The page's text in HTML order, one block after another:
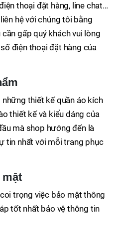
thoại đặt hàng, line chat…
hệ với chúng tôi bằng
gấp quý khách vui lòng
điện thoại đặt hàng của
thiết kế quần áo kích
thiết kế và kiểu dáng của
mà shop hướng đến là
tin nhất với mỗi trang phục
mật
trọng việc bảo mật thông
tốt nhất bảo vệ thông tin